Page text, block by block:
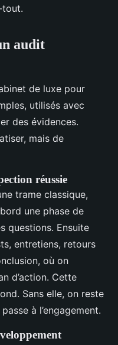
tout.
audit
de luxe pour
utilisés avec
des évidences.
mais de
réussie
trame classique,
une phase de
questions. Ensuite
entretiens, retours
où on
d’action. Cette
Sans elle, on reste
à l’engagement.